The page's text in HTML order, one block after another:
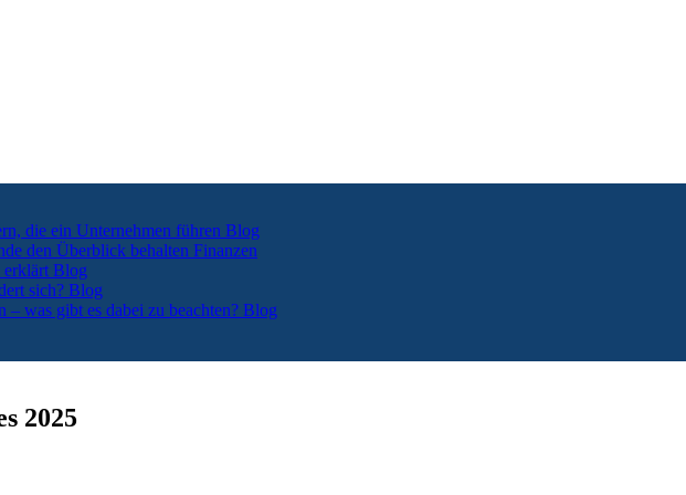
die ein Unternehmen führen Blog
den Überblick behalten Finanzen
erklärt Blog
sich? Blog
was gibt es dabei zu beachten? Blog
2025